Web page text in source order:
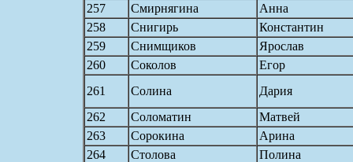
257
Смирнягина
Анна
258
Снигирь
Константин
259
Снимщиков
Ярослав
260
Соколов
Егор
261
Солина
Дария
262
Соломатин
Матвей
263
Сорокина
Арина
264
Столова
Полина